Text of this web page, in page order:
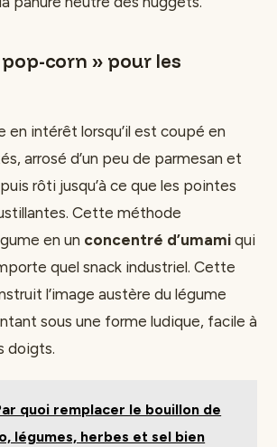
corn » pour les
en intérêt lorsqu’il est coupé en
arrosé d’un peu de parmesan et
rôti jusqu’à ce que les pointes
Cette méthode
en un concentré d’umami qui
quel snack industriel. Cette
l’image austère du légume
sous une forme ludique, facile à
doigts.
quoi remplacer le bouillon de
légumes, herbes et sel bien